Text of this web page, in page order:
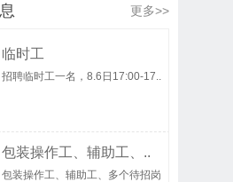
更多>>
临时工
招聘临时工一名，8.6日17:00-17..
包装操作工、辅助工、..
包装操作工、辅助工、多个待招岗